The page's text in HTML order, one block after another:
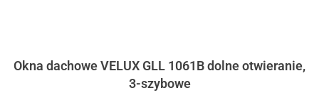
Okna dachowe VELUX GLL 1061B dolne otwieranie,
3-szybowe